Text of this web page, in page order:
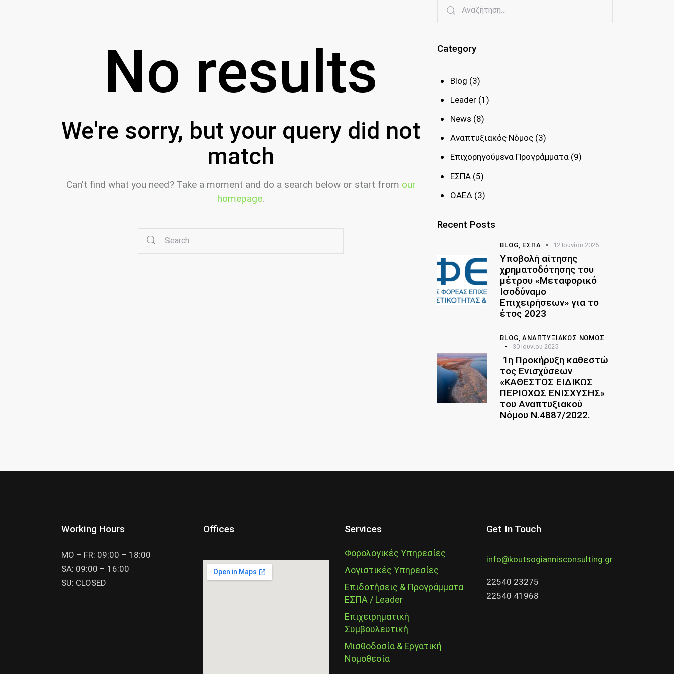
No results
We're sorry, but your query did not
match
Can't find what you need? Take a moment and do a search below or start from our
homepage.
Category
Blog (3)
Leader(1)
News (8)
Αναπτυξιακός Νόμος(3)
Επιχορηγούμενα Προγράμματα(9)
ΕΣΠΑ(5)
ΟΑΕΔ (3)
Recent Posts
BLOG, ΕΣΠΑ 12 Ιουνίου 2026
Υποβολή αίτησης
χρηματοδότησης του
μέτρου «Μεταφορικό
Ισοδύναμο
Επιχειρήσεων» για το
έτος 2023
BLOG,ΑΝΑΠΤΥΞΙΑΚΌΣ ΝΌΜΟΣ
30 Ιουνίου 2025
1η Προκήρυξη καθεστώ
τος Ενισχύσεων
«ΚΑΘΕΣΤΟΣ ΕΙΔΙΚΩΣ
ΠΕΡΙΟΧΩΣ ΕΝΙΣΧΥΣΗΣ»
του Αναπτυξιακού
Νόμου Ν.4887/2022.
Working Hours
MO – FR: 09:00 – 18:00
SA: 09:00 – 16:00
SU: CLOSED
Offices Services
Φορολογικές Υπηρεσίες
Λογιστικές Υπηρεσίες
Επιδοτήσεις & Προγράμματα
ΕΣΠΑ / Leader
Επιχειρηματική
Συμβουλευτική
Μισθοδοσία & Εργατική
Νομοθεσία
Get In Touch
info@koutsogiannisconsulting.gr
22540 23275
22540 41968